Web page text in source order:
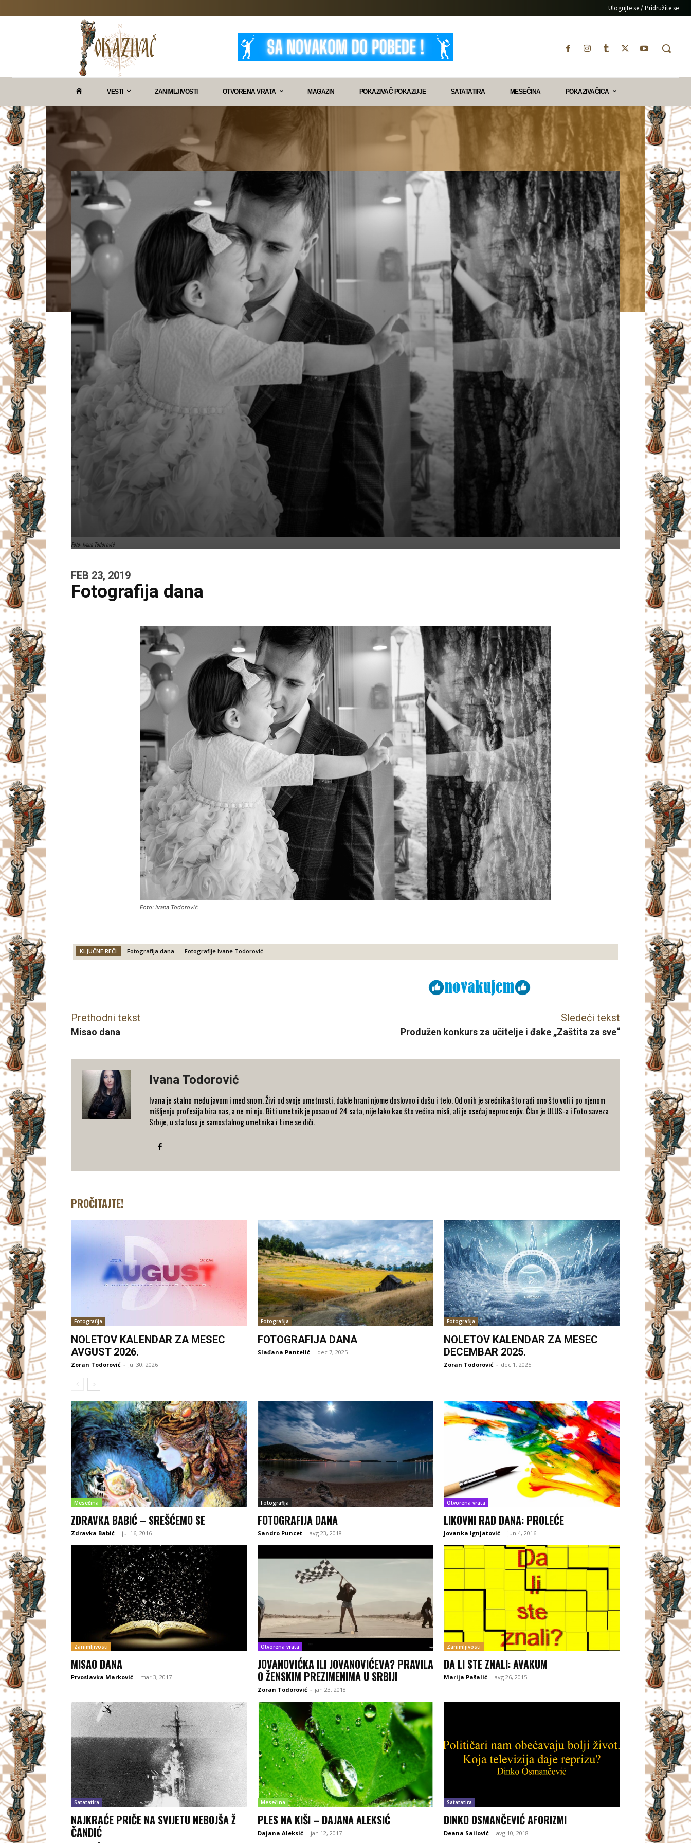
Ulogujte se / Pridružite se
K
A
Z
I
V
Č
VESTI ZANIMLJIVOSTI OTVORENA VRATA MAGAZIN POKAZIVAČ POKAZUJE SATATATIRA MESEČINA POKAZIVAČICA
Foto: Ivana Todorović
FEB 23, 2019
Fotografija dana
Foto: Ivana Todorović
KLJUČNE REČI Fotografija dana Fotografije Ivane Todorović
Prethodni tekst
Misao dana
Sledeći tekst
Produžen konkurs za učitelje i đake „Zaštita za sve“
Ivana Todorović
Ivana je stalno među javom i međ snom. Živi od svoje umetnosti, dakle hrani njome doslovno i dušu i telo. Od onih je srećnika što radi ono što voli i po njenom
mišljenju profesija bira nas, a ne mi nju. Biti umetnik je posao od 24 sata, nije lako kao što većina misli, ali je osećaj neprocenjiv. Član je ULUS-a i Foto saveza
Srbije, u statusu je samostalnog umetnika i time se diči.
PROČITAJTE!
Fotografija
NOLETOV KALENDAR ZA MESEC
AVGUST 2026.
Zoran Todorović - jul 30, 2026
Fotografija
FOTOGRAFIJA DANA
Slađana Pantelić - dec 7, 2025
Fotografija
NOLETOV KALENDAR ZA MESEC
DECEMBAR 2025.
Zoran Todorović - dec 1, 2025
Mesečina
ZDRAVKA BABIĆ – SREŠĆEMO SE
Zdravka Babić - jul 16, 2016
Fotografija
FOTOGRAFIJA DANA
Sandro Puncet - avg 23, 2018
Otvorena vrata
LIKOVNI RAD DANA: PROLEĆE
Jovanka Ignjatović - jun 4, 2016
Zanimljivosti
MISAO DANA
Prvoslavka Marković - mar 3, 2017
Otvorena vrata
JOVANOVIĆKA ILI JOVANOVIĆEVA? PRAVILA
O ŽENSKIM PREZIMENIMA U SRBIJI
Zoran Todorović - jan 23, 2018
Zanimljivosti
DA LI STE ZNALI: AVAKUM
Marija Pašalić - avg 26, 2015
Satatatira
NAJKRAĆE PRIČE NA SVIJETU NEBOJŠA Ž
ČANDIĆ
Mesečina
PLES NA KIŠI – DAJANA ALEKSIĆ
Dajana Aleksić - jan 12, 2017
Satatatira
DINKO OSMANČEVIĆ AFORIZMI
Deana Sailović - avg 10, 2018